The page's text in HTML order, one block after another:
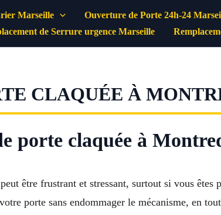
Marseille Ouverture de Porte 24h-24
de Serrure urgence Marseille
CLAQUÉE À
porte claquée à
être frustrant et stressant, surtout si vous
porte sans endommager le mécanisme, en